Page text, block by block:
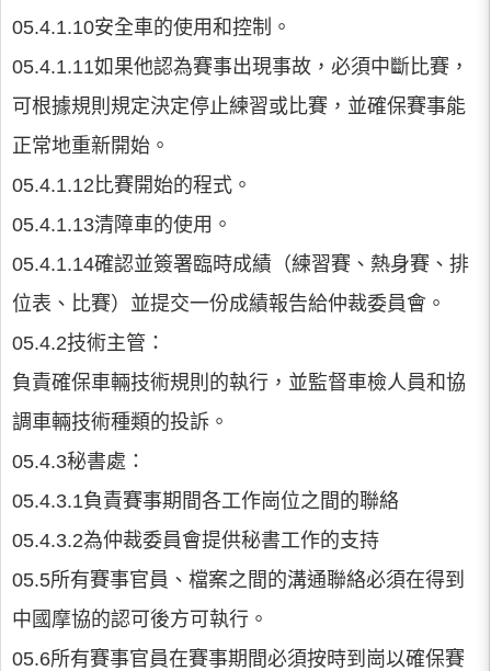
05.4.1.10安全車的使用和控制。
05.4.1.11如果他認為賽事出現事故，必須中斷比賽，
可根據規則規定決定停止練習或比賽，並確保賽事能
正常地重新開始。
05.4.1.12比賽開始的程式。
05.4.1.13清障車的使用。
05.4.1.14確認並簽署臨時成績（練習賽、熱身賽、排
位表、比賽）並提交一份成績報告給仲裁委員會。
05.4.2技術主管：
負責確保車輛技術規則的執行，並監督車檢人員和協
調車輛技術種類的投訴。
05.4.3秘書處：
05.4.3.1負責賽事期間各工作崗位之間的聯絡
05.4.3.2為仲裁委員會提供秘書工作的支持
05.5所有賽事官員、檔案之間的溝通聯絡必須在得到
中國摩協的認可後方可執行。
05.6所有賽事官員在賽事期間必須按時到崗以確保賽